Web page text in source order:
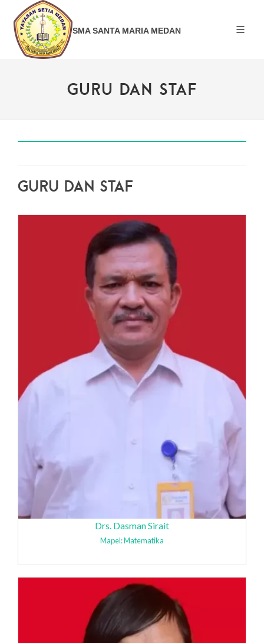
SMA SANTA MARIA MEDAN
GURU DAN STAF
GURU DAN STAF
Drs. Dasman Sirait
Mapel: Matematika